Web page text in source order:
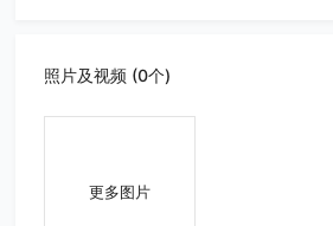
照片及视频 (0个)
更多图片